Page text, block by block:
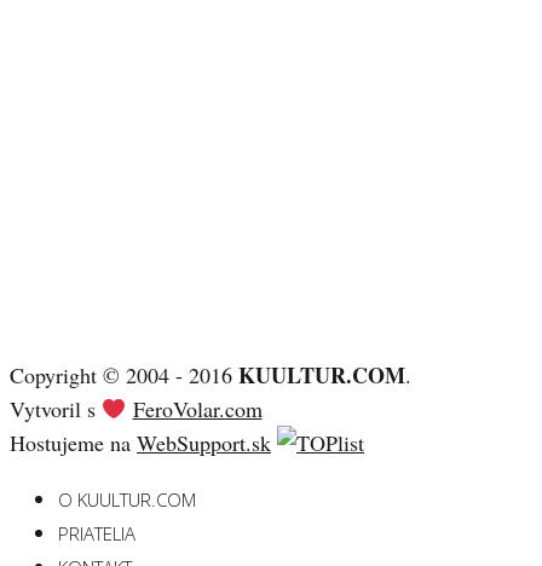
Copyright © 2004 - 2016 KUULTUR.COM.
Vytvoril s
FeroVolar.com
Hostujeme na WebSupport.sk
O KUULTUR.COM
PRIATELIA